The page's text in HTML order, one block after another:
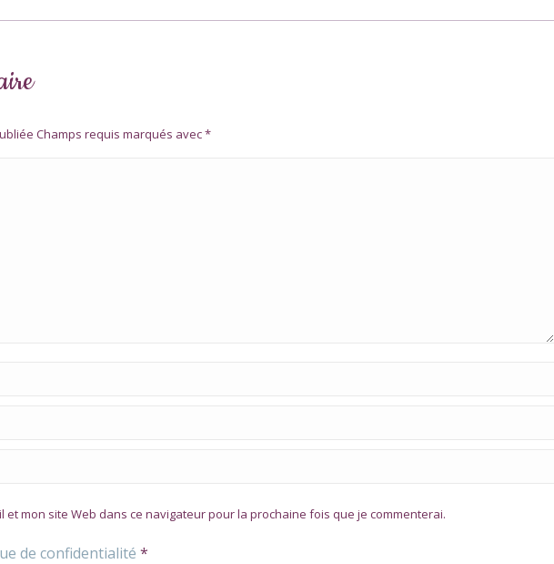
Champs requis marqués avec*
et mon site Web dans ce navigateur pour la prochaine fois que je commenterai.
de confidentialité *